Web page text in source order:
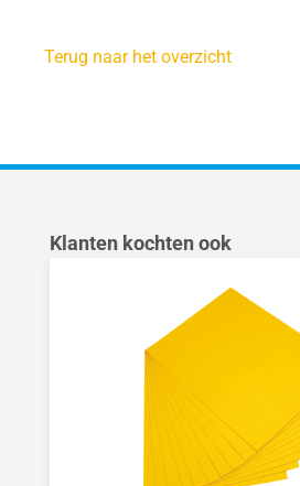
Terug naar het overzicht
Productgalerij overslaan
Klanten kochten ook